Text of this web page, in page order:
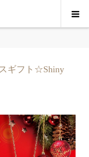
ギフト☆Shiny